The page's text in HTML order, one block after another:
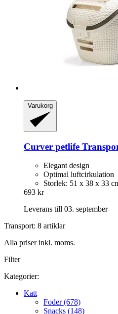
Varukorg
Curver petlife
Elegant design
Optimal luftcirkulation
Storlek: 51 x 38 x 33
693 kr
Leverans till 03. september
Transport: 8 artiklar
Alla priser inkl. moms.
Filter
Kategorier:
Katt
Foder (678)
Snacks (148)